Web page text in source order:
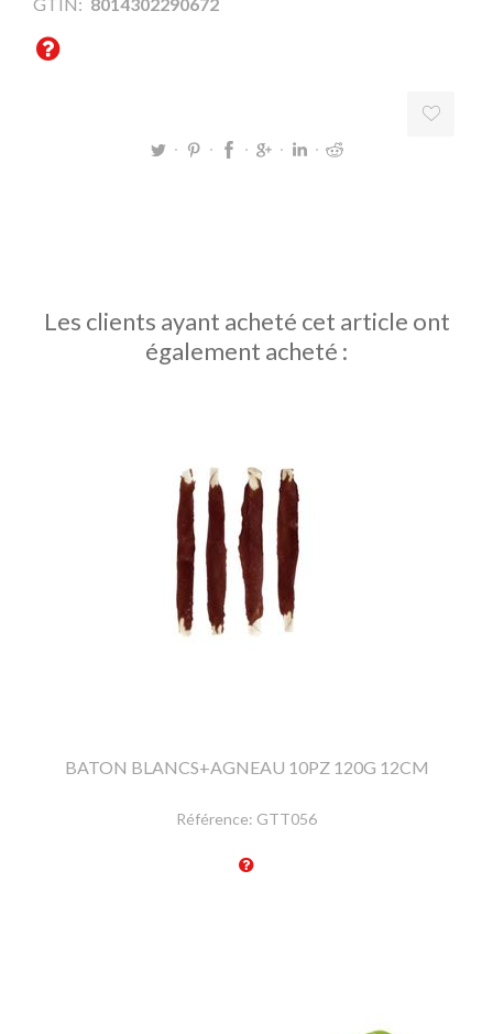
Les clients ayant acheté cet article ont
également acheté :
BATON BLANCS+AGNEAU 10PZ 120G 12CM
Référence: GTT056